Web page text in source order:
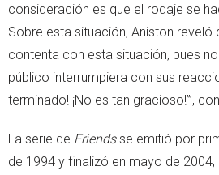
consideración es que el rodaje se
Sobre esta situación, Aniston reveló
contenta con esta situación, pues
público interrumpiera con sus
terminado! ¡No es tan gracioso!’”,
La serie de Friendsse emitió por
de 1994 y finalizó en mayo de